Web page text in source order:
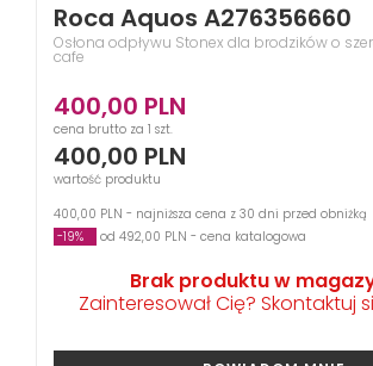
Roca Aquos A276356660
Osłona odpływu Stonex dla brodzików o
cafe
400,00 PLN
cena brutto za 1 szt.
400,00 PLN
wartość produktu
400,00 PLN - najniższa cena z 30 dni przed obniżką
-19%
od 492,00 PLN - cena katalogowa
Brak produktu w
Zainteresował Cię? Skontaktuj